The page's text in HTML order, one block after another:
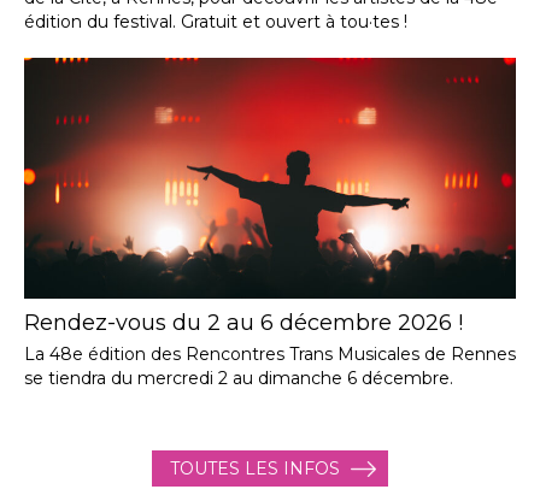
édition du festival. Gratuit et ouvert à tou·tes !
Rendez-vous du 2 au 6 décembre 2026 !
La 48e édition des Rencontres Trans Musicales de Rennes
se tiendra du mercredi 2 au dimanche 6 décembre.
TOUTES LES INFOS